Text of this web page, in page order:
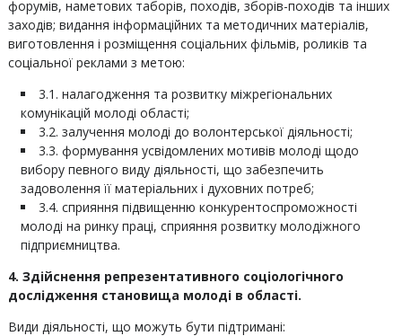
форумів, наметових таборів, походів, зборів-походів та інших
заходів; видання інформаційних та методичних матеріалів,
виготовлення і розміщення соціальних фільмів, роликів та
соціальної реклами з метою:
3.1. налагодження та розвитку міжрегіональних
комунікацій молоді області;
3.2. залучення молоді до волонтерської діяльності;
3.3. формування усвідомлених мотивів молоді щодо
вибору певного виду діяльності, що забезпечить
задоволення її матеріальних і духовних потреб;
3.4. сприяння підвищенню конкурентоспроможності
молоді на ринку праці, сприяння розвитку молодіжного
підприємництва.
4. Здійснення репрезентативного соціологічного
дослідження становища молоді в області.
Види діяльності, що можуть бути підтримані: